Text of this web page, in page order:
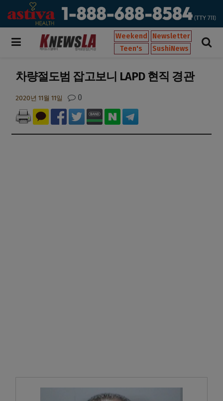
Weekend
Newsletter
Teen's
SushiNews
차량절도범 잡고보니 LAPD 현직 경관
2020년 11월 11일 0